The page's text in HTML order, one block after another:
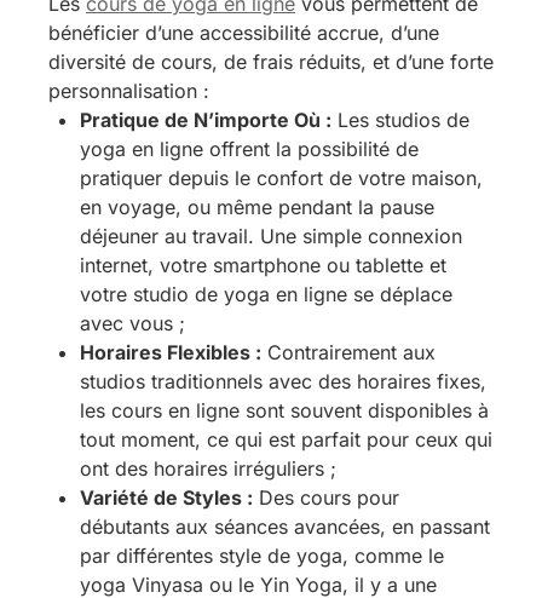
bénéficier d’une accessibilité accrue, d’une
diversité de cours, de frais réduits, et d’une forte
personnalisation :
Pratique de N’importe Où : Les studios de
yoga en ligne offrent la possibilité de
pratiquer depuis le confort de votre maison,
en voyage, ou même pendant la pause
déjeuner au travail. Une simple connexion
internet, votre smartphone ou tablette et
votre studio de yoga en ligne se déplace
avec vous ;
Horaires Flexibles : Contrairement aux
studios traditionnels avec des horaires fixes,
les cours en ligne sont souvent disponibles à
tout moment, ce qui est parfait pour ceux qui
ont des horaires irréguliers ;
Variété de Styles : Des cours pour
débutants aux séances avancées, en passant
par différentes style de yoga, comme le
yoga Vinyasa ou le Yin Yoga, il y a une